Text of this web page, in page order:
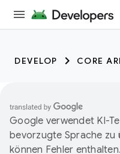
DEVELOP CORE
Google verwendet KI-
bevorzugte Sprache zu
können Fehler enthalten.